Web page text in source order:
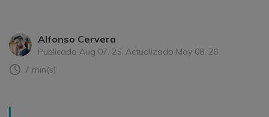
Alfonso Cervera
Publicado Aug 07, 25, Actualizado May 08, 26
7 min(s)